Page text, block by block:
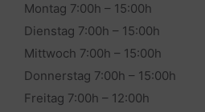
Montag 7:00h – 15:00h
Dienstag 7:00h – 15:00h
Mittwoch 7:00h – 15:00h
Donnerstag 7:00h – 15:00h
Freitag 7:00h – 12:00h